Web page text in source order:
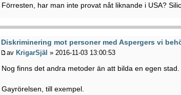
Förresten, har man inte provat nåt liknande i USA?
Diskriminering mot personer med Aspergers vi
av KrigarSjäl » 2016-11-03 13:00:53
Nog finns det andra metoder än att bilda en egen stad.
Gayrörelsen, till exempel.